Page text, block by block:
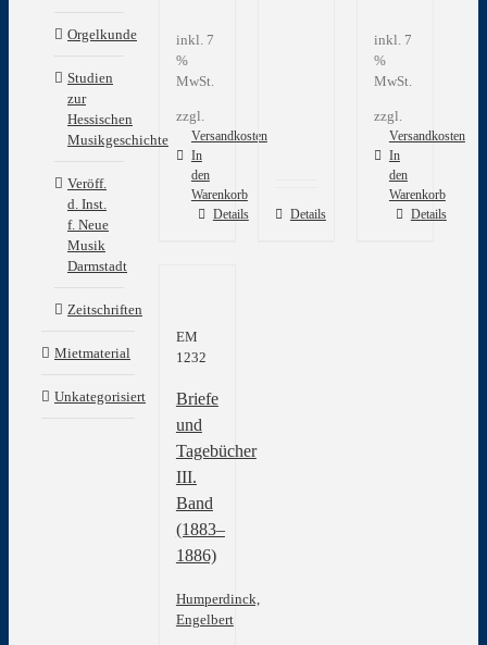
inkl. 7
%
MwSt.
zzgl.
Versandkosten
In
den
Warenkorb
Details
Details
inkl. 7
%
MwSt.
zzgl.
Versandkosten
In
den
Warenkorb
Details
EM
1232
Briefe
und
Tagebücher
III.
Band
(1883–
1886)
Humperdinck,
Engelbert
Orgelkunde
Studien
zur
Hessischen
Musikgeschichte
Veröff.
d. Inst.
f. Neue
Musik
Darmstadt
Zeitschriften
Mietmaterial
Unkategorisiert